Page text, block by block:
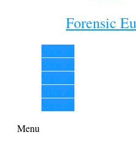
Forensic
View all
View all
View all
View all
View all
Menu